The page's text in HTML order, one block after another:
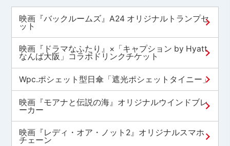
映画『バックルームズ』A24 オリジナルトランプセ
ット
映画『ドラマなふたり』×「キャプション by Hyatt
なんば大阪」コラボドリンクチケット
Wpc.ポシェット型日傘「遮光ポシェットタイニー」
映画『モアナと伝説の海』オリジナルウインドブレ
ーカー
映画『レディ・オア・ノット2』オリジナルスマホ
チェーン